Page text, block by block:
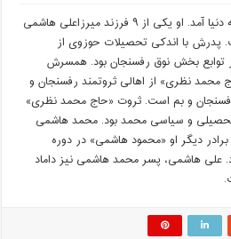
وی در خانواده‌ای نسبتاً ثروتمند به دنیا آمد. او یکی از ۹ فرزند میرزاعلی هاشمی
پدرش با اندکی تحصیلات حوزوی از
از توابع بخش نوق رفسنجان بود. همسرش
محمد نظری» از اهالی ثروتمند رفسنجان و
و بم است. ثروت «حاج محمد نظری»
تحصیلی و سیاسی محمد بود. محمد هاشمی
دیگر او «محمود هاشمی» در دوره
علی هاشمی، پسر محمد هاشمی نیز داماد